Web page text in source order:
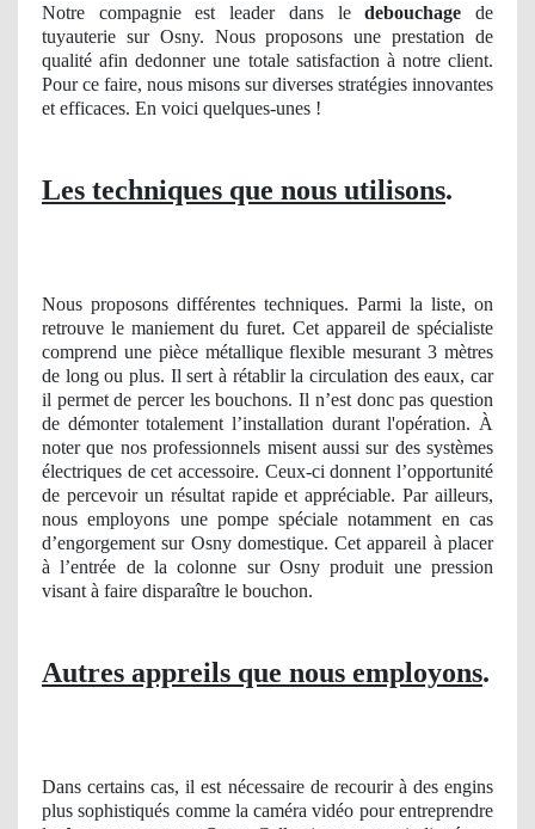
Notre compagnie est leader dans ledebouchage de
tuyauterie sur Osny. Nous proposons une prestation de
qualité afin dedonner une totale satisfaction à notre client.
Pour ce faire, nous misons sur diverses stratégies innovantes
et efficaces. En voici quelques-unes !
Les techniques que nous utilisons.
Nous proposons différentes techniques. Parmi la liste, on
retrouve le maniement du furet. Cet appareil de spécialiste
comprend une pièce métallique flexible mesurant 3 mètres
de long ou plus. Il sert à rétablir la circulation des eaux, car
il permet de percer les bouchons. Il n’est donc pas question
de démonter totalement l’installation durant l'opération. À
noter que nos professionnels misent aussi sur des systèmes
électriques de cet accessoire. Ceux-ci donnent l’opportunité
de percevoir un résultat rapide et appréciable. Par ailleurs,
nous employons une pompe spéciale notamment en cas
d’engorgement sur Osny domestique. Cet appareil à placer
à l’entrée de la colonne sur Osny produit une pression
visant à faire disparaître le bouchon.
Autres appreils que nous employons.
Dans certains cas, il est nécessaire de recourir à des engins
plus sophistiqués comme la caméra vidéo pour entreprendre